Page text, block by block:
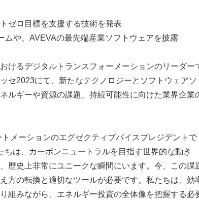
ゼロ目標を支援する技術を発表
ムや、AVEVAの最先端産業ソフトウェアを披露
けるデジタルトランスフォーメーションのリーダー
セ2023にて、新たなテクノロジーとソフトウェアソ
ルギーや資源の課題、持続可能性に向けた業界企業
メーションのエグゼクティブバイスプレジデントで
は、カーボンニュートラルを目指す世界的な動き
歴史上非常にユニークな瞬間にいます。今、この課
方の転換と適切なツールが必要です。私たちは、効
組みながら、エネルギー投資の全体像を把握する必